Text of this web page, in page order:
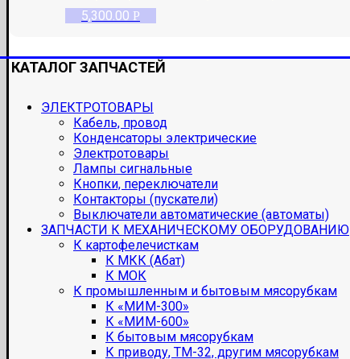
5,300.00 Р
КАТАЛОГ ЗАПЧАСТЕЙ
ЭЛЕКТРОТОВАРЫ
Кабель, провод
Конденсаторы электрические
Электротовары
Лампы сигнальные
Кнопки, переключатели
Контакторы (пускатели)
Выключатели автоматические (автоматы)
ЗАПЧАСТИ К МЕХАНИЧЕСКОМУ ОБОРУДОВАНИЮ
К картофелечисткам
К МКК (Абат)
К МОК
К промышленным и бытовым мясорубкам
К «МИМ-300»
К «МИМ-600»
К бытовым мясорубкам
К приводу, ТМ-32, другим мясорубкам